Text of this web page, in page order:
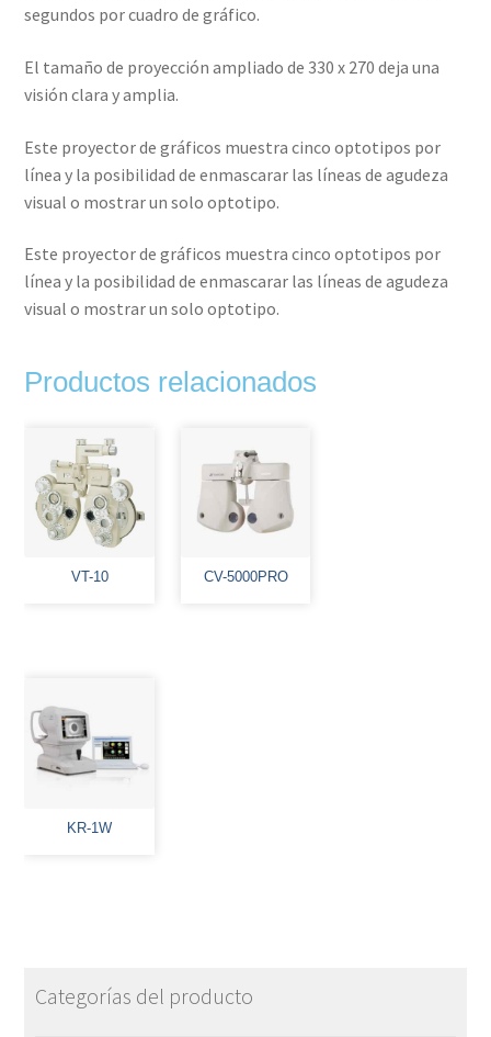
segundos por cuadro de gráfico.
El tamaño de proyección ampliado de 330 x 270 deja una
visión clara y amplia.
Este proyector de gráficos muestra cinco optotipos por
línea y la posibilidad de enmascarar las líneas de agudeza
visual o mostrar un solo optotipo.
Este proyector de gráficos muestra cinco optotipos por
línea y la posibilidad de enmascarar las líneas de agudeza
visual o mostrar un solo optotipo.
Productos relacionados
VT-10 CV-5000PRO
KR-1W
Categorías del producto